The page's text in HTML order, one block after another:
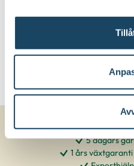
5 dagars
1 års